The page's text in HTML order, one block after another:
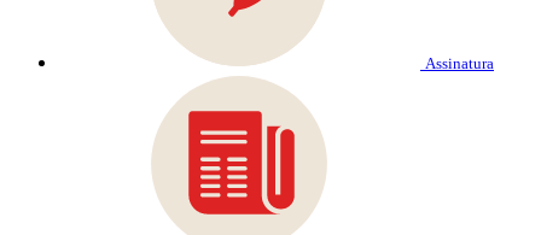
Assinatura